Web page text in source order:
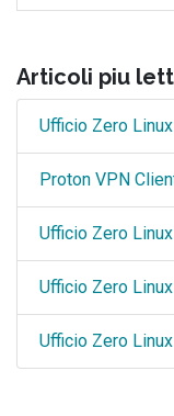
Articoli piu
Ufficio Zero
Proton VPN
Ufficio Zero
Ufficio Zero
Ufficio Zero